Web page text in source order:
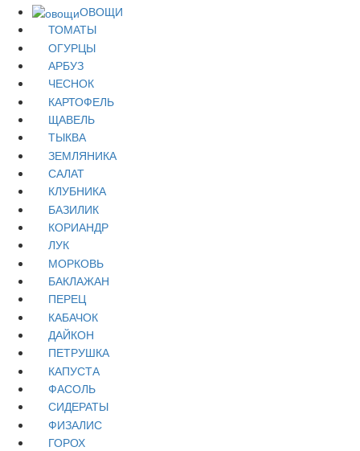
ОВОЩИ
ТОМАТЫ
ОГУРЦЫ
АРБУЗ
ЧЕСНОК
КАРТОФЕЛЬ
ЩАВЕЛЬ
ТЫКВА
ЗЕМЛЯНИКА
САЛАТ
КЛУБНИКА
БАЗИЛИК
КОРИАНДР
ЛУК
МОРКОВЬ
БАКЛАЖАН
ПЕРЕЦ
КАБАЧОК
ДАЙКОН
ПЕТРУШКА
КАПУСТА
ФАСОЛЬ
СИДЕРАТЫ
ФИЗАЛИС
ГОРОХ